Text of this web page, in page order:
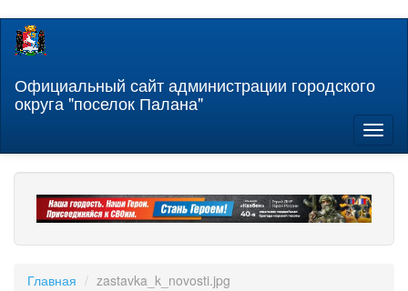
Перейти
содержанию
Официальный сайт администрации городского
округа "поселок Палана"
Главная zastavka_k_novosti.jpg